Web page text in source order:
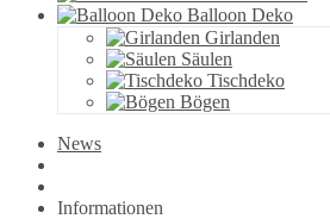
Balloon Deko
Girlanden
Säulen
Tischdeko
Bögen
News
Informationen